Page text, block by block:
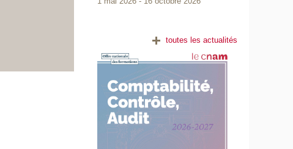
toutes les actualités